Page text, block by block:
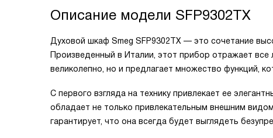
Описание модели SFP9302TX
Духовой шкаф Smeg SFP9302TX — это сочетание
Произведенный в Италии, этот прибор отражает все
великолепно, но и предлагает множество функций,
С первого взгляда на технику привлекает ее
обладает не только привлекательным внешним
гарантирует, что она всегда будет выглядеть